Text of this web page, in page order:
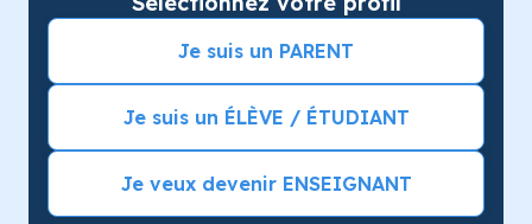
Je suis un PARENT
Je suis un ÉLÈVE / ÉTUDIANT
Je veux devenir ENSEIGNANT